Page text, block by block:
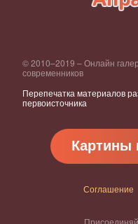
© 2010–2019 – Онлайн
современников
Перепечатка материалов
первоисточника
Картины
Соглашение